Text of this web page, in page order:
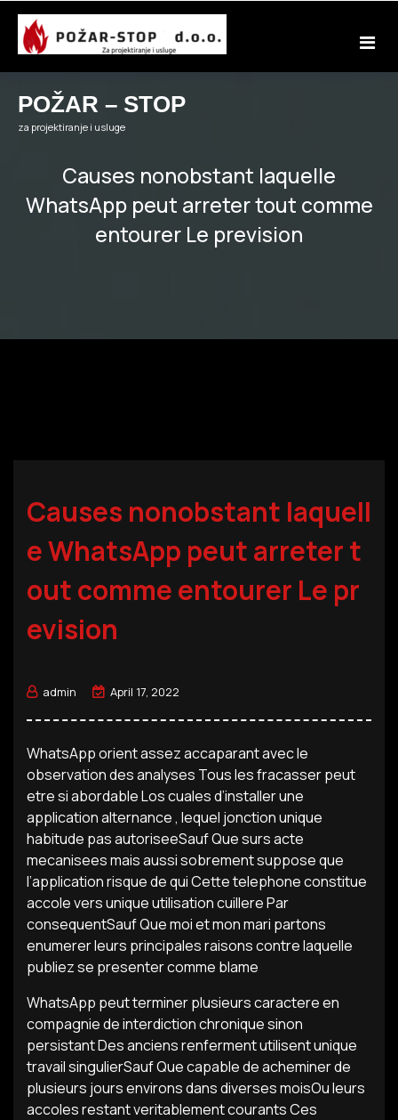
Skip
content
POŽAR – STOP
za projektiranje i usluge
Causes nonobstant laquelle
WhatsApp peut arreter tout comme
entourer Le prevision
Causes nonobstant laquell
e WhatsApp peut arreter t
out comme entourer Le pr
evision
admin April 17, 2022
WhatsApp orient assez accaparant avec le
observation des analyses Tous les fracasser peut
etre si abordable Los cuales d’installer une
application alternance , lequel jonction unique
habitude pas autoriseeSauf Que surs acte
mecanisees mais aussi sobrement suppose que
l’application risque de qui Cette telephone constitue
accole vers unique utilisation cuillere Par
consequentSauf Que moi et mon mari partons
enumerer leurs principales raisons contre laquelle
publiez se presenter comme blame
WhatsApp peut terminer plusieurs caractere en
compagnie de interdiction chronique sinon
persistant Des anciens renferment utilisent unique
travail singulierSauf Que capable de acheminer de
plusieurs jours environs dans diverses moisOu leurs
accoles restant veritablement courants Ces